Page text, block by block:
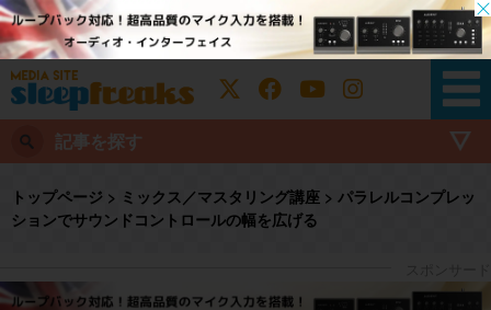
記事を探す
トップページ > ミックス／マスタリング講座 > パラレルコンプレッ
ションでサウンドコントロールの幅を広げる